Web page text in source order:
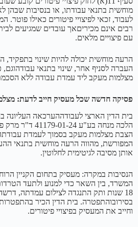
מוחשית בתנאי עבודתו, או בנסיבות שבהן
לעבוד, זכאי לפיצויי פיטורים כאילו פוטר.
רבים אינם מכיריםאך עובדים שמגיעים
עם פיצויים מלאים.
הרעה מוחשית יכולה להיות שינוי
העברה לסניף אחר, שינוי בתנאי
מצלמות מעקב ליד עמדת עבודה ללא
פסיקה חדשה שכל מעסיק חייב לדעת:
הלכה מנחה בע"ע
הצבת מצלמות מעקב בסמוך לעמדת
המפורשת, מהווה הרעה מוחשית בתנאי
אותן מסיבה לגיטימית לחלוטין.
הנסיבות במקרה: מעסיק בתחום הקניין
המשרד, בין השאר כדי למנוע ולתעד
18 שנות ותק התנגדה לצילום עמדתה,
בסירובוהתפטרה. בית הדין הכיר
וחייב את המעסיק בפיצויי פיטורים.